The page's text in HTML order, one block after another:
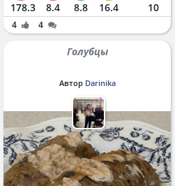
178.3 8.4 8.8 16.4 10
4 4
Голубцы
Автор Darinika